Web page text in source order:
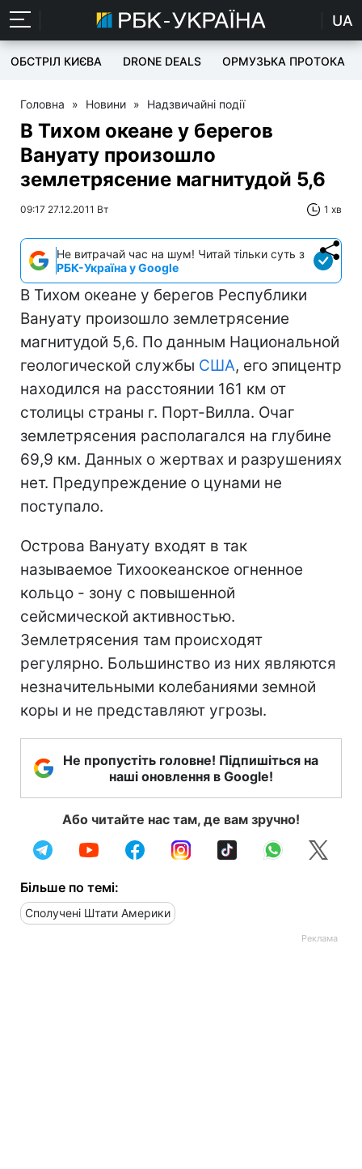
UA
ОБСТРІЛ КИЄВА DRONE DEALS ОРМУЗЬКА ПРОТОКА
Головна » Новини » Надзвичайні події
В Тихом океане у берегов
Вануату произошло
землетрясение магнитудой 5,6
09:17 27.12.2011 Вт 1 хв
Не витрачай час на шум! Читай тільки суть з
РБК-Україна у Google
В Тихом океане у берегов Республики
Вануату произошло землетрясение
магнитудой 5,6. По данным Национальной
геологической службы США, его эпицентр
находился на расстоянии 161 км от
столицы страны г. Порт-Вилла. Очаг
землетрясения располагался на глубине
69,9 км. Данных о жертвах и разрушениях
нет. Предупреждение о цунами не
поступало.
Острова Вануату входят в так
называемое Тихоокеанское огненное
кольцо - зону с повышенной
сейсмической активностью.
Землетрясения там происходят
регулярно. Большинство из них являются
незначительными колебаниями земной
коры и не представляют угрозы.
Не пропустіть головне! Підпишіться на
наші оновлення в Google!
Або читайте нас там, де вам зручно!
Більше по темі:
Сполучені Штати Америки